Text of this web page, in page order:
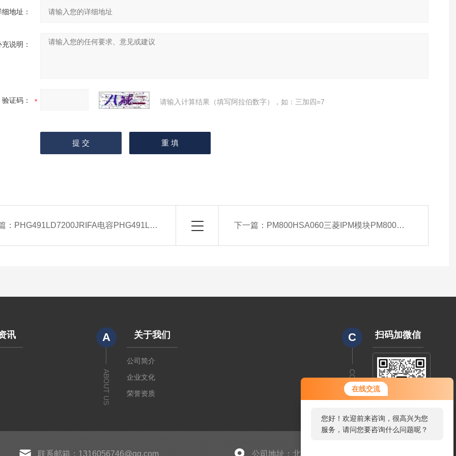
在线交流
您好！欢迎前来咨询，很高兴为您
服务，请问您要咨询什么问题呢？
细地址：
充说明：
验证码： 请输入计算结果（填写阿拉伯数字），如：三加四=7
： PHG491LD7200JRIFA电容PHG491LD7200J 下一篇： PM800HSA060三菱IPM模块PM800HSA060
讯 A
ABOUT US
关于我们
公司简介
企业文化
荣誉资质
C
CODE
扫码加微信
联系邮箱：1316056746@qq.com 公司地址：北京市朝阳区中东路398号